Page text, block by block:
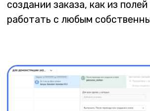
дублей в выбранных этапах и обновлять
сделку
Например: если клиент произвел доплату,
Передать любые нужные данные в любое
место и в любом составе. Мы не обязываем
выбирать четкие соответствия между
полем amoCRM и полем GetCourse, вы